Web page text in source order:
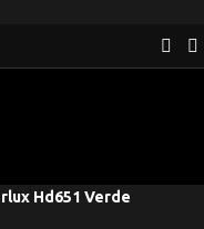
Hd651 Verde